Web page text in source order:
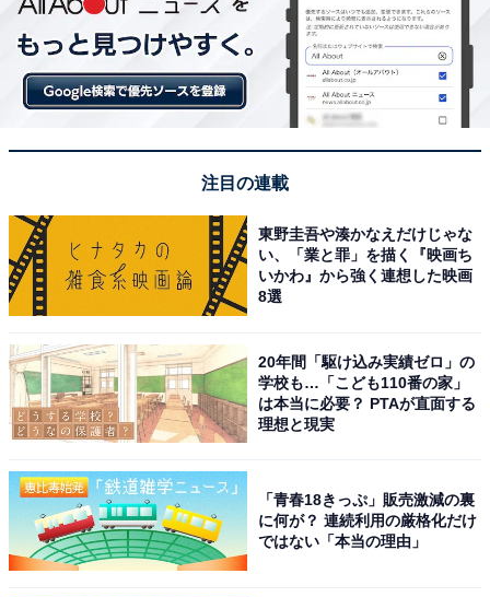
ってびっくりです（55歳女性）」「紫門フミさん原作と
いうことは知っていたけど、まさか坂元裕二さんが関わ
っているとは知らなかった（46歳女性）」「最近の作品
とは違う雰囲気なので、まさか坂元さんだとは思ってい
トーリをお書きになるイメージはなかったです（40歳女
の声が多数寄せられました。
※回答者のコメントは原文ママです
この記事の筆者：福島 ゆき プロフィール
アニメや漫画のレビュー、エンタメトピックスなどを中
心に、オールジャンルで執筆中のライター。時々、店舗
取材などのリポート記事も担当。All AboutおよびAll
About ニュースでのライター歴は5年。
注目の連載
東野圭吾や湊かなえだけじゃな
い、「業と罪」を描く『映画ち
いかわ』から強く連想した映画
8選
20年間「駆け込み実績ゼロ」の
学校も…「こども110番の家」
は本当に必要？ PTAが直面する
理想と現実
「青春18きっぷ」販売激減の裏
に何が？ 連続利用の厳格化だけ
ではない「本当の理由」